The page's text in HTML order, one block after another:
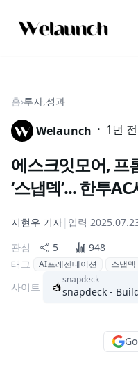
홈›투자,성과
Welaunch · 1년 전
에스크잇모어, 프
‘스냅덱’... 한투
지현우 기자| 입력
관심
5
948
태그
AI프레젠테이션 스냅덱
사이트
snapdeck
snapdeck -